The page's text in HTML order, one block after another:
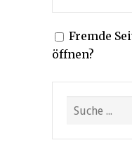
Fremde
öffnen?